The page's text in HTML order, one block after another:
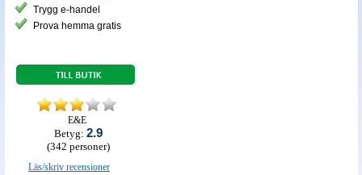
Trygg e-handel
Prova hemma gratis
E&E
Betyg: 2.9
(342 personer)
Läs/skriv recensioner